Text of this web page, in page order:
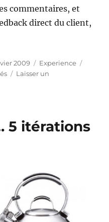
commentaires, et
direct du client,
2009 Catégories
Experience
Laisser un
5 itérations